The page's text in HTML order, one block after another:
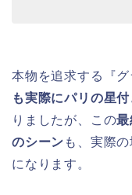
本物を追求する『
も実際にパリの星
りましたが、この最
のシーン も、実際
になります。